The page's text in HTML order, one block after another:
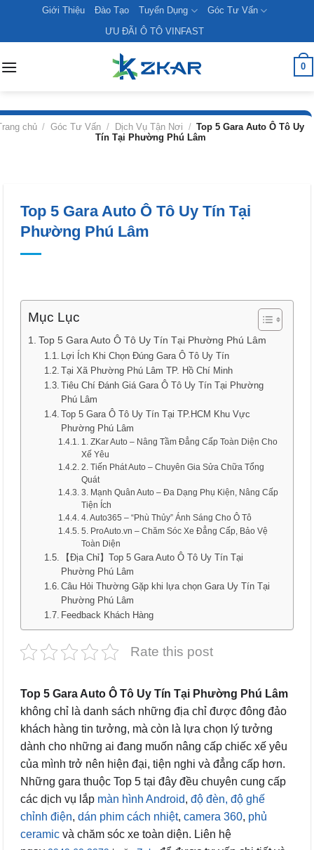
content
Giới Thiệu Đào Tạo Tuyển Dụng
Góc Tư Vấn
ƯU ĐÃI Ô TÔ VINFAST
0
chủ / Góc Tư Vấn / Dịch Vụ Tận Nơi / Top 5 Gara Auto Ô Tô Uy
Tín Tại Phường Phú Lâm
Top 5 Gara Auto Ô Tô Uy Tín Tại
Phường Phú Lâm
Mục Lục
Top 5 Gara Auto Ô Tô Uy Tín Tại Phường Phú Lâm
Lợi Ích Khi Chọn Đúng Gara Ô Tô Uy Tín
Tại Xã Phường Phú Lâm TP. Hồ Chí Minh
Tiêu Chí Đánh Giá Gara Ô Tô Uy Tín Tại Phường
Phú Lâm
Top 5 Gara Ô Tô Uy Tín Tại TP.HCM Khu Vực
Phường Phú Lâm
1. ZKar Auto – Nâng Tầm Đẳng Cấp Toàn Diện Cho
Xế Yêu
2. Tiến Phát Auto – Chuyên Gia Sửa Chữa Tổng
Quát
3. Mạnh Quân Auto – Đa Dạng Phụ Kiện, Nâng Cấp
Tiện Ích
4. Auto365 – “Phù Thủy” Ánh Sáng Cho Ô Tô
5. ProAuto.vn – Chăm Sóc Xe Đẳng Cấp, Bảo Vệ
Toàn Diện
【Địa Chỉ】Top 5 Gara Auto Ô Tô Uy Tín Tại
Phường Phú Lâm
Câu Hỏi Thường Gặp khi lựa chọn Gara Uy Tín Tại
Phường Phú Lâm
Feedback Khách Hàng
Rate this post
Top 5 Gara Auto Ô Tô Uy Tín Tại Phường Phú Lâm
không chỉ là danh sách những địa chỉ được đông đảo
khách hàng tin tưởng, mà còn là lựa chọn lý tưởng
dành cho những ai đang muốn nâng cấp chiếc xế yêu
của mình trở nên hiện đại, tiện nghi và đẳng cấp hơn.
Những gara thuộc Top 5 tại đây đều chuyên cung cấp
các dịch vụ lắp màn hình Android, độ đèn, độ ghế
chỉnh điện, dán phim cách nhiệt, camera 360, phủ
ceramic và chăm sóc xe toàn diện. Liên hệ